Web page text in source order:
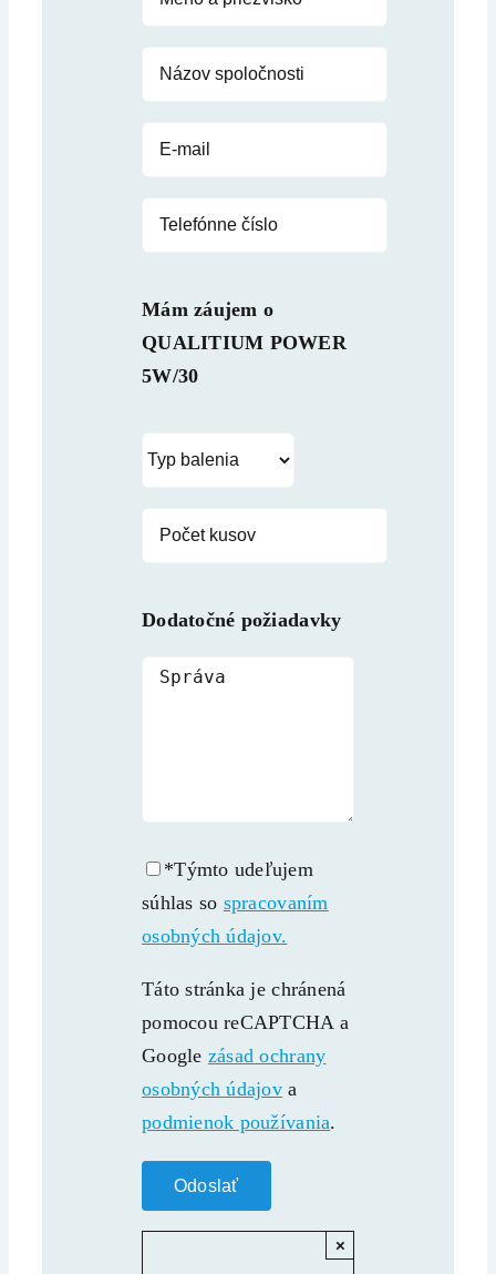
Mám záujem o
QUALITIUM POWER
5W/30
Dodatočné požiadavky
*Týmto udeľujem
súhlas so spracovaním
osobných údajov.
Táto stránka je chránená
pomocou reCAPTCHA a
Google zásad ochrany
osobných údajov a
podmienok používania.
×